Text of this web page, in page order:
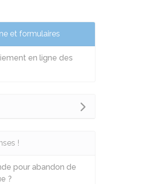
et formulaires
en ligne des
!
pour abandon de
?